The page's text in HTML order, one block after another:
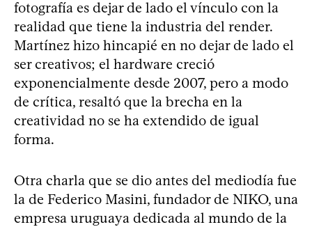
fotografía es dejar de lado el vínculo con la
realidad que tiene la industria del render.
Martínez hizo hincapié en no dejar de lado el
ser creativos; el hardware creció
exponencialmente desde 2007, pero a modo
de crítica, resaltó que la brecha en la
creatividad no se ha extendido de igual
forma.
Otra charla que se dio antes del mediodía fue
la de Federico Masini, fundador de NIKO, una
empresa uruguaya dedicada al mundo de la